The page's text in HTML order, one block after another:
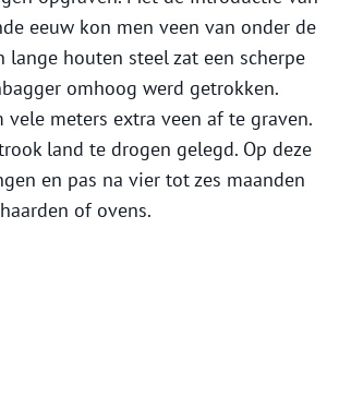
eeuw kon men veen van onder de
houten steel zat een scherpe
omhoog werd getrokken.
vele meters extra veen af te graven.
land te drogen gelegd. Op deze
en pas na vier tot zes maanden
of ovens.